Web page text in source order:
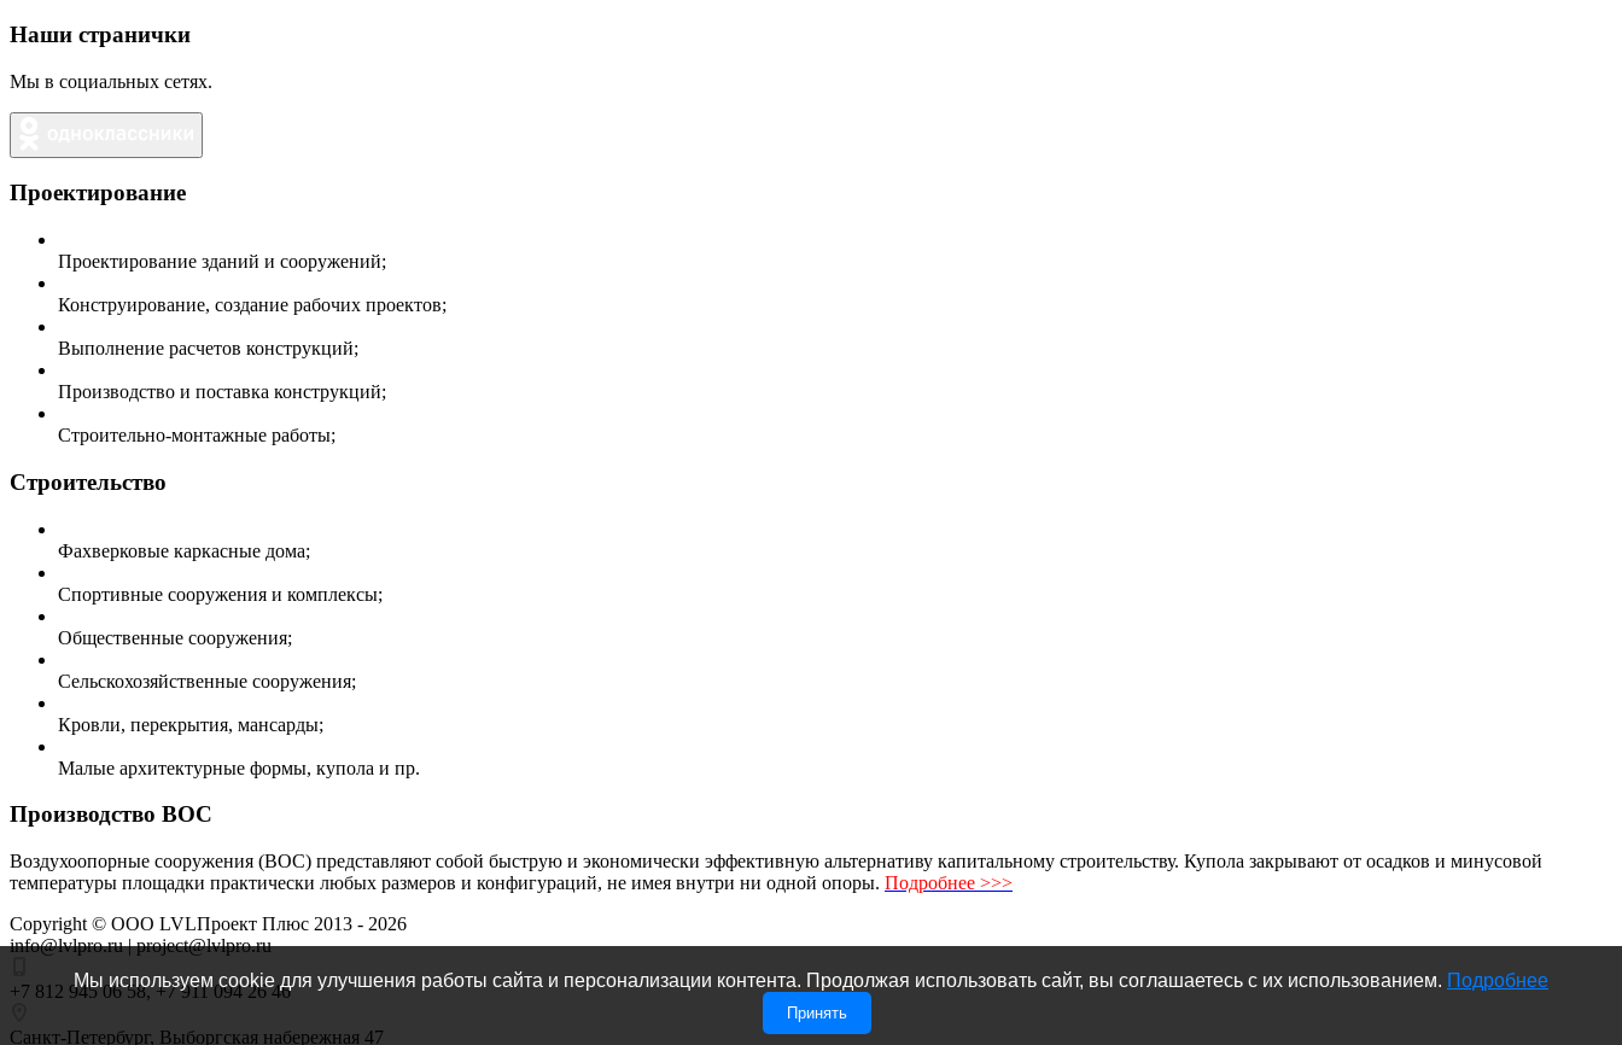
Мы используем cookie для улучшения работы сайта и персонализации контента. Продолжая использовать сайт, вы соглашаетесь с их использованием. Подробнее
Принять
Наши странички
Мы в социальных сетях.
Проектирование
Проектирование зданий и сооружений;
Конструирование, создание рабочих проектов;
Выполнение расчетов конструкций;
Производство и поставка конструкций;
Строительно-монтажные работы;
Строительство
Фахверковые каркасные дома;
Спортивные сооружения и комплексы;
Общественные сооружения;
Сельскохозяйственные сооружения;
Кровли, перекрытия, мансарды;
Малые архитектурные формы, купола и пр.
Производство ВОС
Воздухоопорные сооружения (ВОС) представляют собой быструю и экономически эффективную альтернативу капитальному строительству. Купола закрывают от осадков и минусовой
температуры площадки практически любых размеров и конфигураций, не имея внутри ни одной опоры. Подробнее >>>
Copyright © ООО LVLПроект Плюс 2013 - 2026
info@lvlpro.ru | project@lvlpro.ru
+7 812 945 06 58,+7 911 094 26 46
Санкт-Петербург, Выборгская набережная 47